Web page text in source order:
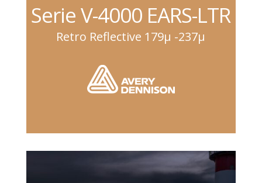
Serie V-4000 EARS-LTR
Retro Reflective 179μ -237μ